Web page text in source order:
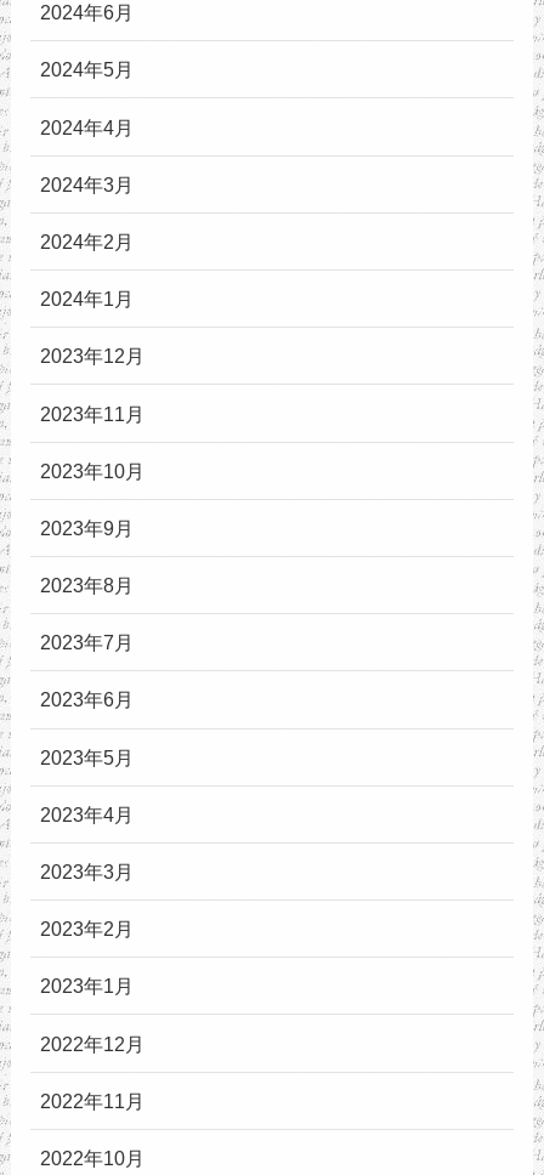
2024年6月
2024年5月
2024年4月
2024年3月
2024年2月
2024年1月
2023年12月
2023年11月
2023年10月
2023年9月
2023年8月
2023年7月
2023年6月
2023年5月
2023年4月
2023年3月
2023年2月
2023年1月
2022年12月
2022年11月
2022年10月